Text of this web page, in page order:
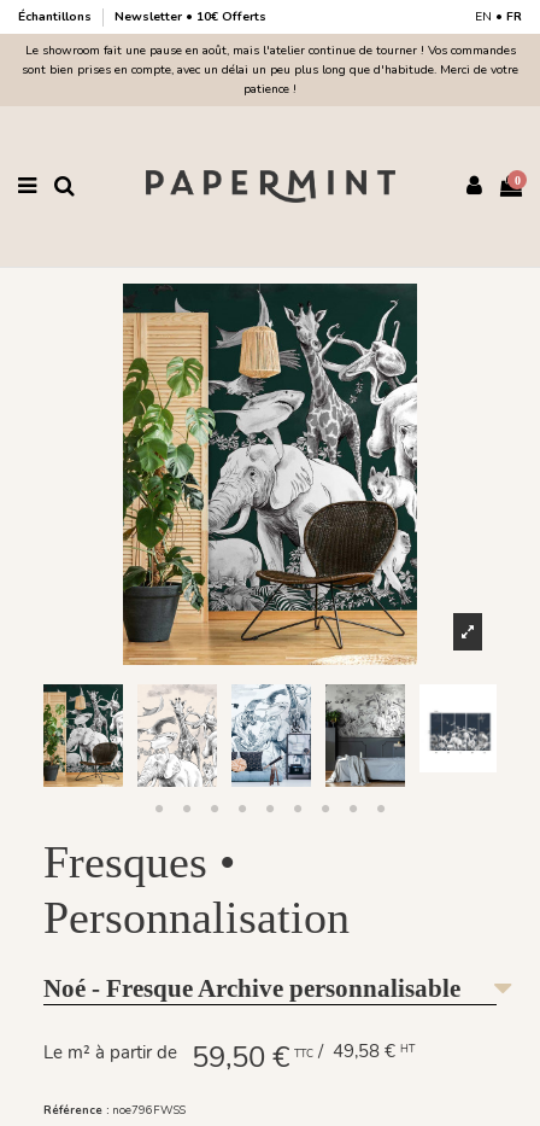
Échantillons Newsletter • 10€ Offerts EN • FR
Le showroom fait une pause en août, mais l'atelier continue de tourner ! Vos commandes
sont bien prises en compte, avec un délai un peu plus long que d'habitude. Merci de votre
patience !
0
Fresques •
Personnalisation
Noé - Fresque Archive personnalisable
59,50 € TTC / 49,58 € HT
Référence : noe796FWSS